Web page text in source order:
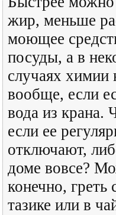
жир, меньше
моющее
посуды, а в
случаях химии
вообще, если
вода из крана.
если ее
отключают,
доме вовсе?
конечно, греть
тазике или в